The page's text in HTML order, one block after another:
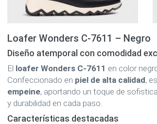
Loafer Wonders C-7611 – Negro
Diseño atemporal con comodidad
El loafer Wonders C-7611 en color
Confeccionado en piel de alta calidad,
empeine, aportando un toque de
y durabilidad en cada paso.
Características destacadas